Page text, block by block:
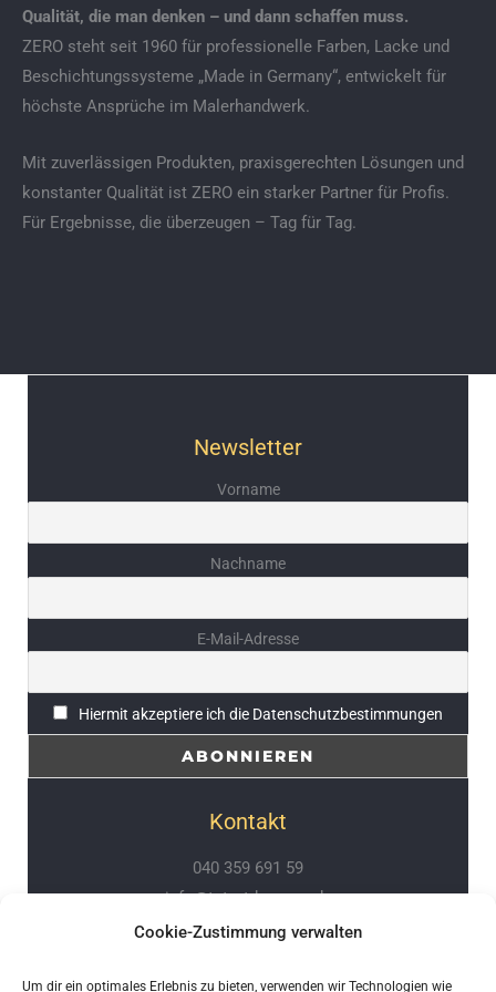
Cookie-Zustimmung verwalten
Um dir ein optimales Erlebnis zu bieten, verwenden wir Technologien wie
Qualität, die man denken – und dann schaffen muss.
ZERO steht seit 1960 für professionelle Farben, Lacke und
Beschichtungssysteme „Made in Germany“, entwickelt für
höchste Ansprüche im Malerhandwerk.
Mit zuverlässigen Produkten, praxisgerechten Lösungen und
konstanter Qualität ist ZERO ein starker Partner für Profis.
Für Ergebnisse, die überzeugen – Tag für Tag.
Newsletter
Vorname
Nachname
E-Mail-Adresse
Hiermit akzeptiere ich die Datenschutzbestimmungen
Kontakt
040 359 691 59
info@tatortderraum.de
Zwischen den Kreiseln 5